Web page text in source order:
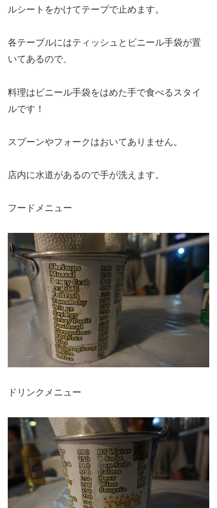
ルシートをかけてテープで止めます。
各テーブルにはティッシュとビニール手袋が置
いてあるので、
料理はビニール手袋をはめた手で食べるスタイ
ルです！
スプーンやフォークはおいてありません。
店内に水道があるので手が洗えます。
フードメニュー
ドリンクメニュー